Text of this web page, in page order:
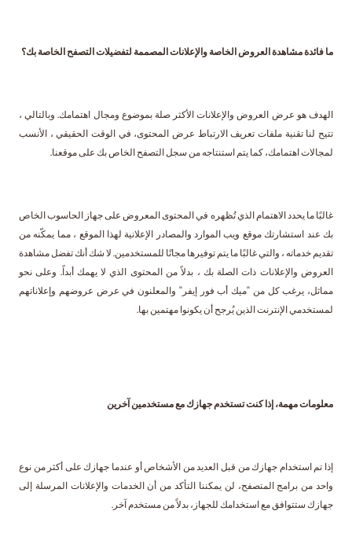
ما فائدة مشاهدة العروض الخاصة والإعلانات المصممة لتفضيلات التصفح الخاصة بك؟
الهدف هو عرض العروض والإعلانات الأكثر صلة بموضوع ومجال اهتمامك. وبالتالي ،
تتيح لنا تقنية ملفات تعريف الارتباط عرض المحتوى، في الوقت الحقيقي ، الأنسب
لمجالات اهتمامك، كما يتم استنتاجه من سجل التصفح الخاص بك على موقعنا.
غالبًا ما يحدد الاهتمام الذي تُظهره في المحتوى المعروض على جهاز الحاسوب الخاص
بك عند استشارتك موقع ويب الموارد والمصادر الإعلانية لهذا الموقع ، مما يمكّنه من
تقديم خدماته ، والتي غالبًا ما يتم توفيرها مجانًا للمستخدمين. لا شك أنك تفضل مشاهدة
العروض والإعلانات ذات الصلة بك ، بدلاً من المحتوى الذي لا يهمك أبداً. وعلى نحو
مماثل، يرغب كل من "ميك أب فور إيفر" والمعلنون في عرض عروضهم وإعلاناتهم
لمستخدمي الإنترنت الذين يُرجح أن يكونوا مهتمين بها.
معلومات مهمة، إذا كنت تستخدم جهازك مع مستخدمين آخرين
إذا تم استخدام جهازك من قبل العديد من الأشخاص أو عندما جهازك على أكثر من نوع
واحد من برامج المتصفح، لن يمكننا التأكد من أن الخدمات والإعلانات المرسلة إلى
جهازك ستتوافق مع استخدامك للجهاز، بدلاً من مستخدم آخر.